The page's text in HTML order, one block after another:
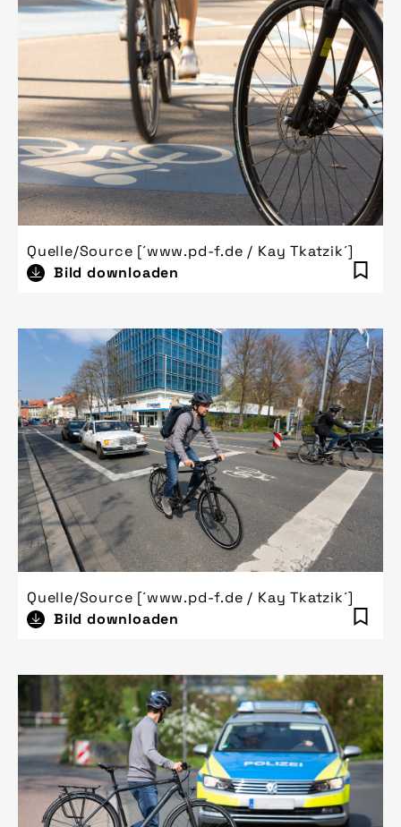
Quelle/Source [´www.pd-f.de / Kay Tkatzik´]
Bild downloaden
Quelle/Source [´www.pd-f.de / Kay Tkatzik´]
Bild downloaden